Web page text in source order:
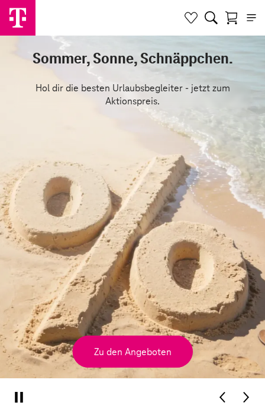
Sommer, Sonne, Schnäppchen.
Hol dir die besten Urlaubsbegleiter - jetzt zum
Aktionspreis.
Zu den Angeboten